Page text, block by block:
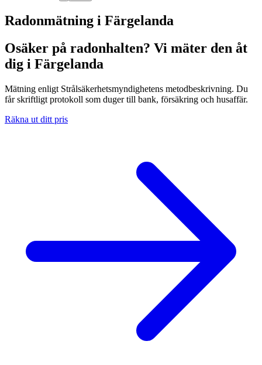
Radonmätning i Färgelanda
Osäker på radonhalten? Vi mäter den åt
dig i Färgelanda
Mätning enligt Strålsäkerhetsmyndighetens metodbeskrivning. Du
får skriftligt protokoll som duger till bank, försäkring och husaffär.
Räkna ut ditt pris